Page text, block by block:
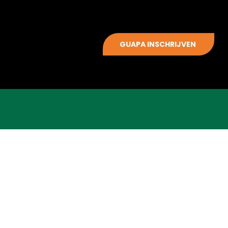
GUAPA INSCHRIJVEN